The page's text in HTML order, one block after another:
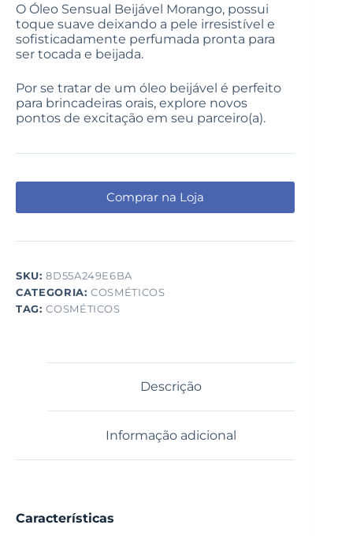
O Óleo Sensual Beijável Morango, possui
toque suave deixando a pele irresistível e
sofisticadamente perfumada pronta para
ser tocada e beijada.
Por se tratar de um óleo beijável é perfeito
para brincadeiras orais, explore novos
pontos de excitação em seu parceiro(a).
Comprar na Loja
SKU:8D55A249E6BA
CATEGORIA:COSMÉTICOS
TAG:COSMÉTICOS
Descrição
Informação adicional
Características